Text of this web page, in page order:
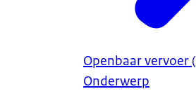
Openbaar vervoer
Onderwerp